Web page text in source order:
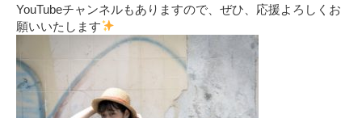
YouTubeチャンネルもありますので、ぜひ、応援よろしくお
願いいたします